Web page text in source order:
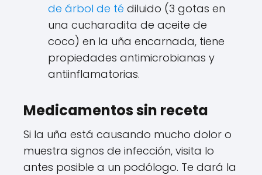
de árbol de té diluido (3 gotas en
una cucharadita de aceite de
coco) en la uña encarnada, tiene
propiedades antimicrobianas y
antiinflamatorias.
Medicamentos sin receta
Si la uña está causando mucho dolor o
muestra signos de infección, visita lo
antes posible a un podólogo. Te dará la